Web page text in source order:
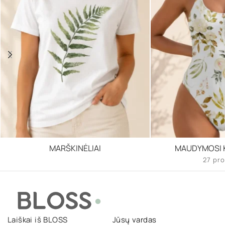
MARŠKINĖLIAI MAUDYMOSI
27
Laiškai iš BLOSS Jūsų vardas